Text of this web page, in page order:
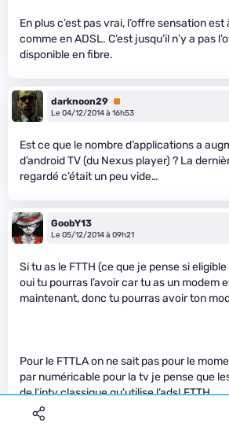
En plus c’est pas vrai, l’offre sensation
comme en ADSL. C’est jusqu’il n’y a pas
disponible en fibre.
darknoon29 Premium
Le 04/12/2014 à 16h53
Est ce que le nombre d’applications a
d’android TV (du Nexus player) ? La
regardé c’était un peu vide…
GoobY13
Le 05/12/2014 à 09h21
Si tu as le FTTH (ce que je pense si
oui tu pourras l’avoir car tu as un modem
maintenant, donc tu pourras avoir ton
Pour le FTTLA on ne sait pas pour le
par numéricable pour la tv je pense que
de l’iptv classique qu’utilise l’adsl.FTTH.
Donc elle pourrait être compatible OTT